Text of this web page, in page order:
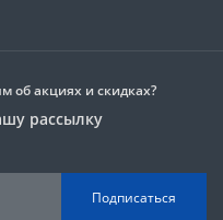
об акциях и скидках?
рассылку
Подписаться